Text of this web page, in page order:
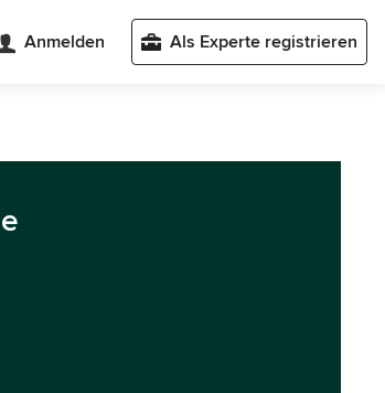
Anmelden Als Experte registrieren